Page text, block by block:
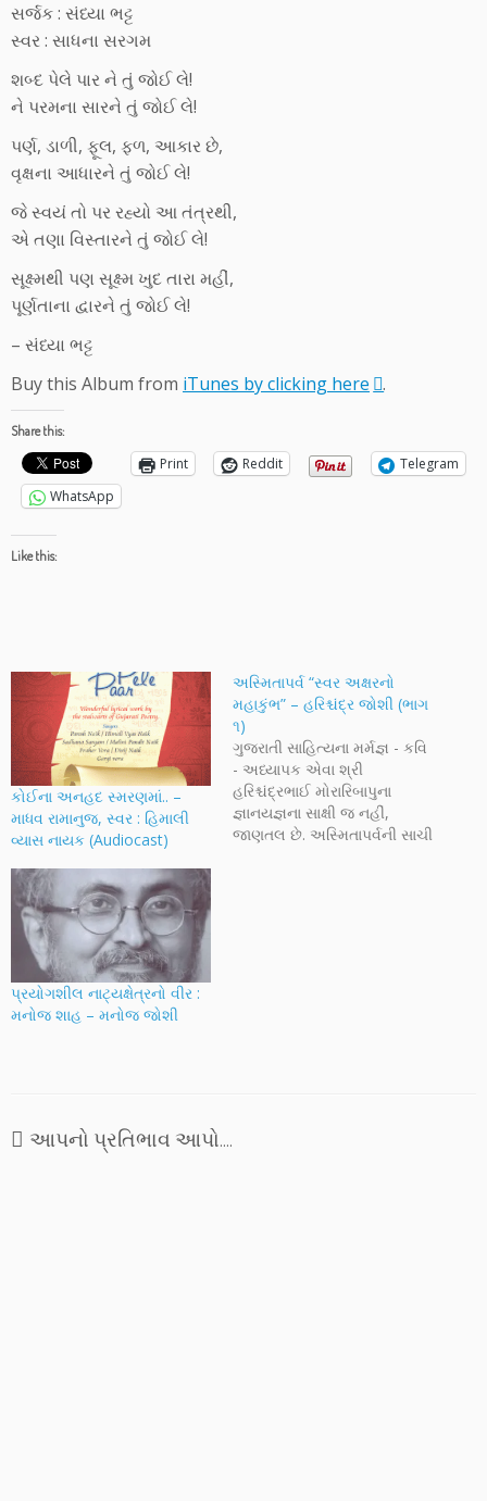
સર્જક : સંધ્યા ભટ્ટ
સ્વર : સાધના સરગમ
શબ્દ પેલે પાર ને તું જોઈ લે!
ને પરમના સારને તું જોઈ લે!
પર્ણ, ડાળી, ફૂલ, ફળ, આકાર છે,
વૃક્ષના આધારને તું જોઈ લે!
જે સ્વયં તો પર રહ્યો આ તંત્રથી,
એ તણા વિસ્તારને તું જોઈ લે!
સૂક્ષ્મથી પણ સૂક્ષ્મ ખુદ તારા મહીં,
પૂર્ણતાના દ્વારને તું જોઈ લે!
– સંધ્યા ભટ્ટ
Buy this Album from iTunes by clicking here .
Share this:
Print Reddit
Telegram
WhatsApp
Like this:
કોઈના અનહદ સ્મરણમાં.. –
માધવ રામાનુજ, સ્વર : હિમાલી
વ્યાસ નાયક (Audiocast)
અસ્મિતાપર્વ “સ્વર અક્ષરનો
મહાકુંભ” – હરિશ્ચંદ્ર જોશી (ભાગ
૧)
ગુજરાતી સાહિત્યના મર્મજ્ઞ - કવિ
- અધ્યાપક એવા શ્રી
હરિશ્ચંદ્રભાઈ મોરારિબાપુના
જ્ઞાનયજ્ઞના સાક્ષી જ નહીં,
જાણતલ છે. અસ્મિતાપર્વની સાચી
પ્રયોગશીલ નાટ્યક્ષેત્રનો વીર :
મનોજ શાહ – મનોજ જોશી
આપનો પ્રતિભાવ આપો....